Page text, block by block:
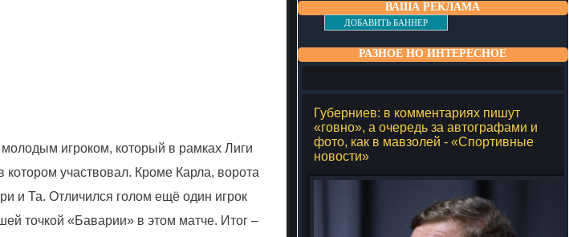
ВАША РЕКЛАМА
ДОБАВИТЬ БАННЕР
РАЗНОЕ НО ИНТЕРЕСНОЕ
Губерниев: в комментариях пишут
«говно», а очередь за автографами и
фото, как в мавзолей - «Спортивные
новости»
игроком, который в рамках Лиги
участвовал. Кроме Карла, ворота
и Та. Отличился голом ещё один игрок
точкой «Баварии» в этом матче. Итог –